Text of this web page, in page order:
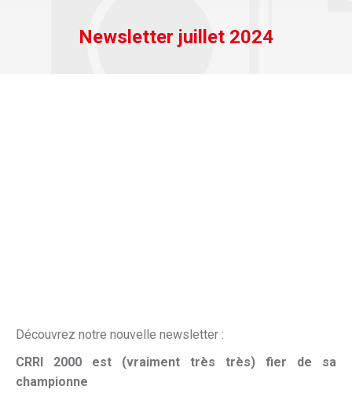
Newsletter juillet 2024
Découvrez notre nouvelle newsletter :
CRRI 2000 est (vraiment très très) fier de sa
championne